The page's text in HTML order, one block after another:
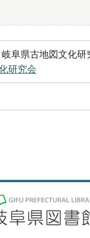
阜県古地図文化研
研究会